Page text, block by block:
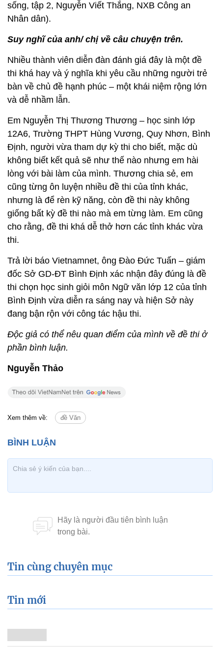
sống, tập 2, Nguyễn Viết Thắng, NXB Công an
Nhân dân).
Suy nghĩ của anh/ chị về câu chuyện trên.
Nhiều thành viên diễn đàn đánh giá đây là một đề
thi khá hay và ý nghĩa khi yêu cầu những người trẻ
bàn về chủ đề hạnh phúc – một khái niệm rộng lớn
và dễ nhầm lẫn.
Em Nguyễn Thị Thương Thương – học sinh lớp
12A6, Trường THPT Hùng Vương, Quy Nhơn, Bình
Định, người vừa tham dự kỳ thi cho biết, mặc dù
không biết kết quả sẽ như thế nào nhưng em hài
lòng với bài làm của mình. Thương chia sẻ, em
cũng từng ôn luyện nhiều đề thi của tỉnh khác,
nhưng là để rèn kỹ năng, còn đề thi này không
giống bất kỳ đề thi nào mà em từng làm. Em cũng
cho rằng, đề thi khá dễ thở hơn các tỉnh khác vừa
thi.
Trả lời báo Vietnamnet, ông Đào Đức Tuấn – giám
đốc Sở GD-ĐT Bình Định xác nhận đây đúng là đề
thi chọn học sinh giỏi môn Ngữ văn lớp 12 của tỉnh
Bình Định vừa diễn ra sáng nay và hiện Sở này
đang bận rộn với công tác hậu thi.
Độc giả có thể nêu quan điểm của mình về đề thi ở
phần bình luận.
Nguyễn Thảo
Xem thêm về: đề Văn
Tin cùng chuyên mục
Tin mới